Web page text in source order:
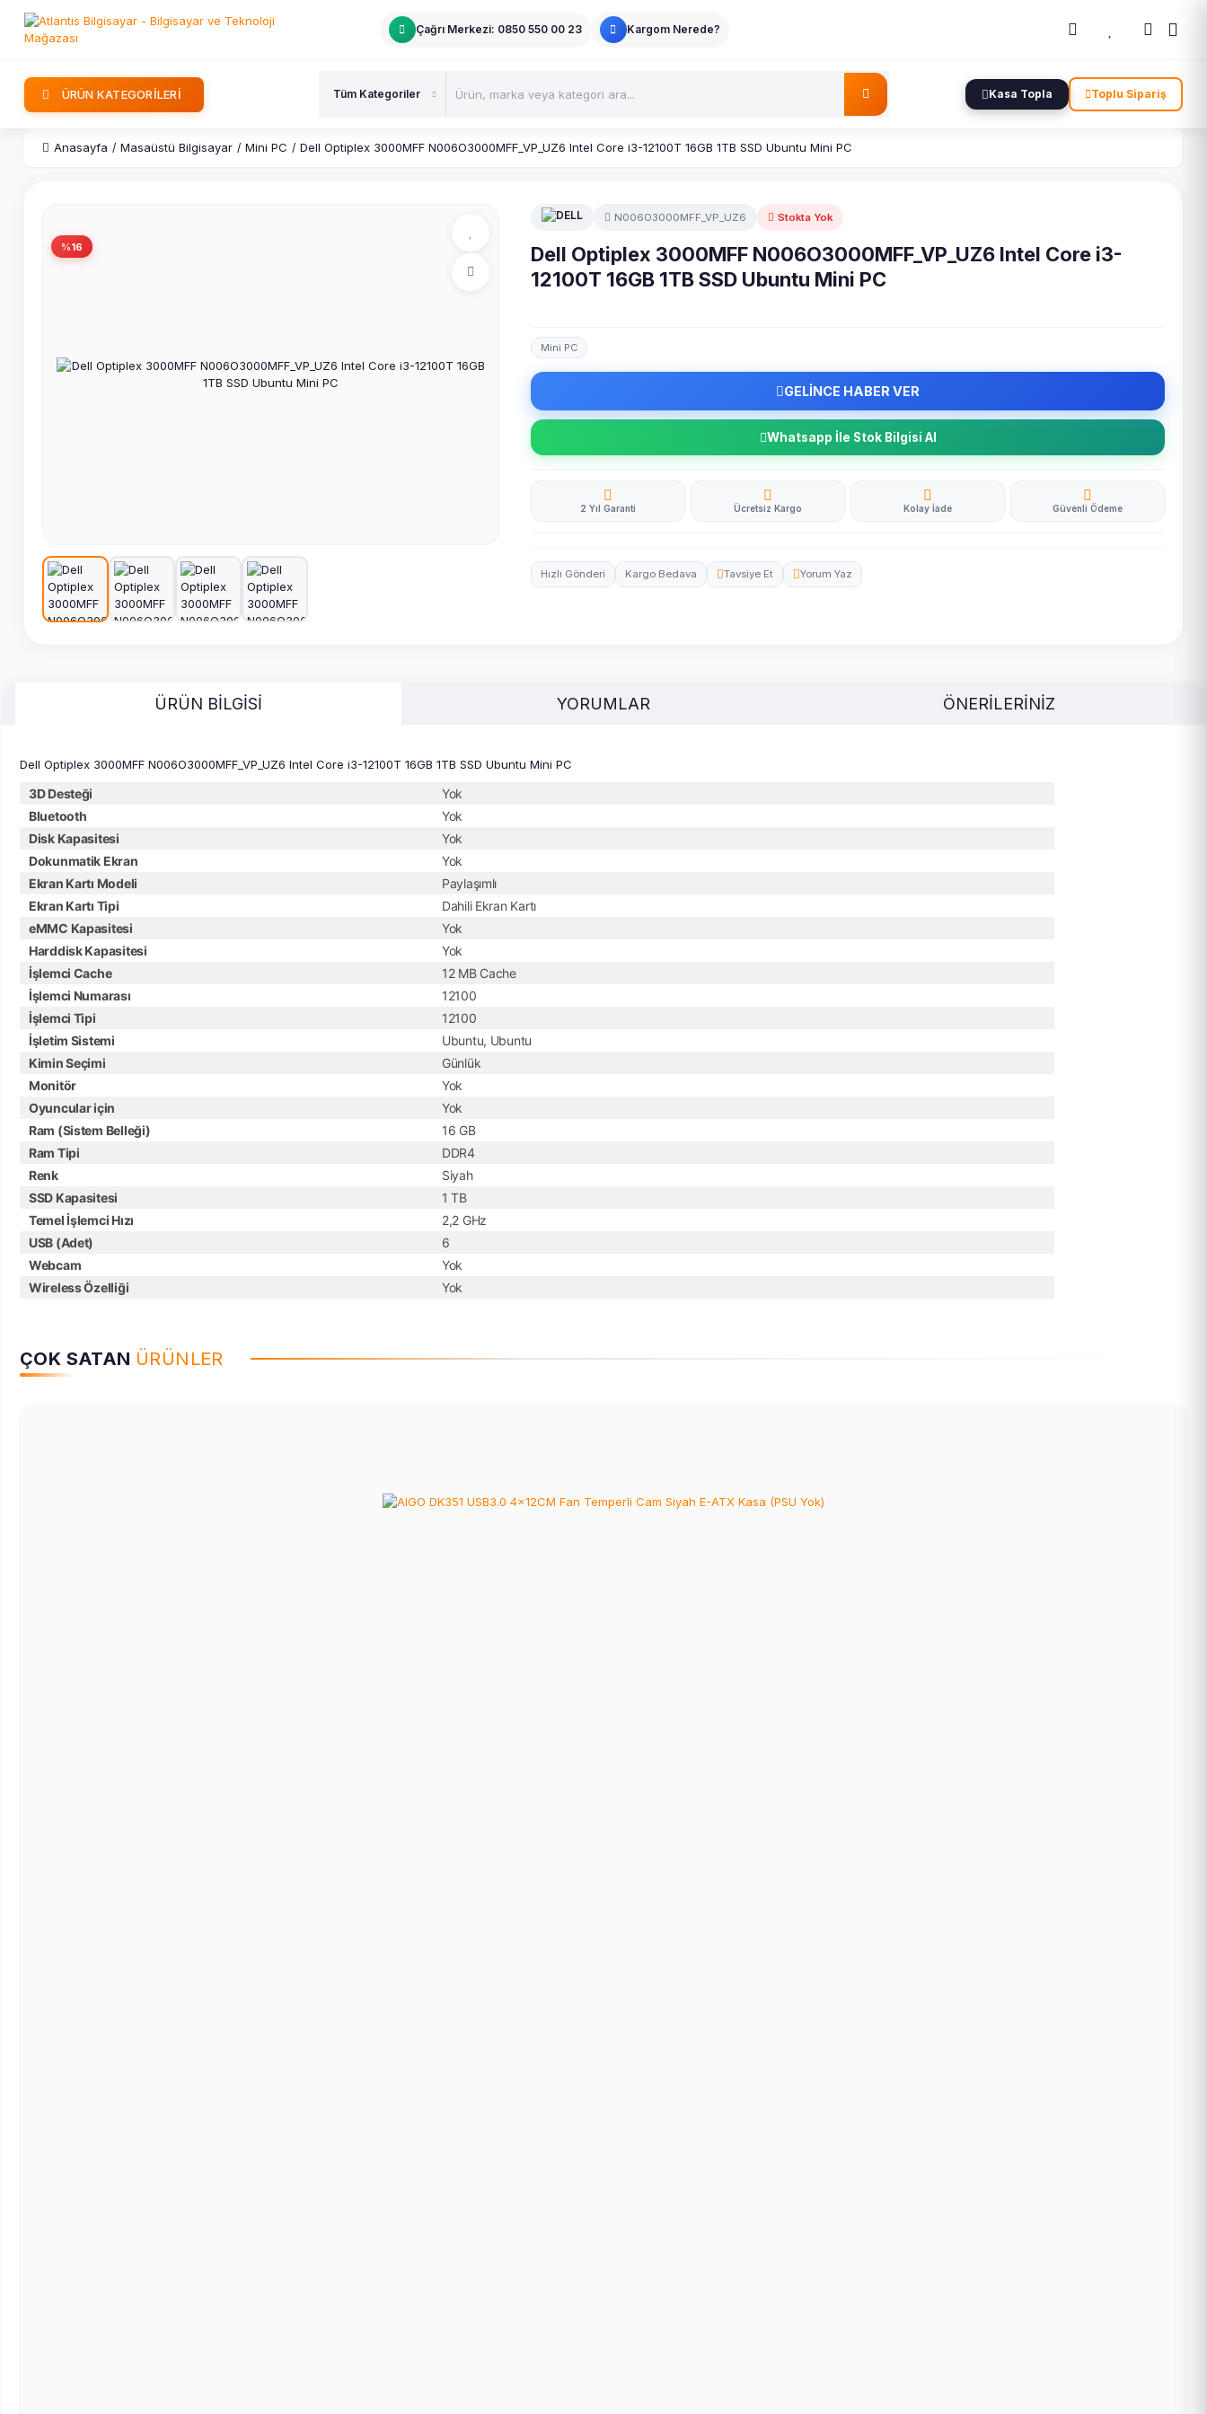
Çağrı Merkezi: 0850 550 00 23 Kargom Nerede?
ÜRÜN KATEGORİLERİ Kasa Topla Toplu Sipariş
Anasayfa Masaüstü Bilgisayar Mini PC Dell Optiplex 3000MFF N006O3000MFF_VP_UZ6 Intel Core i3-12100T 16GB 1TB SSD Ubuntu Mini PC
%16
N006O3000MFF_VP_UZ6 Stokta Yok
Dell Optiplex 3000MFF N006O3000MFF_VP_UZ6 Intel Core i3-
12100T 16GB 1TB SSD Ubuntu Mini PC
Mini PC
GELİNCE HABER VER
Whatsapp İle Stok Bilgisi Al
2 Yıl Garanti Ücretsiz Kargo Kolay İade Güvenli Ödeme
Hızlı Gönderi Kargo Bedava Tavsiye Et Yorum Yaz
ÜRÜN BİLGİSİ
Dell Optiplex 3000MFF N006O3000MFF_VP_UZ6 Intel Core i3-12100T 16GB 1TB SSD Ubuntu Mini PC
3D Desteği
Yok
Bluetooth
Yok
Disk Kapasitesi
Yok
Dokunmatik Ekran
Yok
Ekran Kartı Modeli
Paylaşımlı
Ekran Kartı Tipi
Dahili Ekran Kartı
eMMC Kapasitesi
Yok
Harddisk Kapasitesi
Yok
İşlemci Cache
12 MB Cache
İşlemci Numarası
12100
İşlemci Tipi
12100
İşletim Sistemi
Ubuntu, Ubuntu
Kimin Seçimi
Günlük
Monitör
Yok
Oyuncular için
Yok
Ram (Sistem Belleği)
16 GB
Ram Tipi
DDR4
Renk
Siyah
SSD Kapasitesi
1 TB
Temel İşlemci Hızı
2,2 GHz
USB (Adet)
6
Webcam
Yok
Wireless Özelliği
Yok
YORUMLAR ÖNERİLERİNİZ
ÇOK SATAN ÜRÜNLER